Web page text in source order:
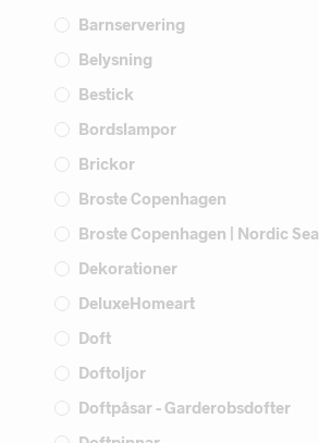
Barnservering
Belysning
Bestick
Bordslampor
Brickor
Broste Copenhagen
Broste Copenhagen | Nordic Sea
Dekorationer
DeluxeHomeart
Doft
Doftoljor
Doftpåsar - Garderobsdofter